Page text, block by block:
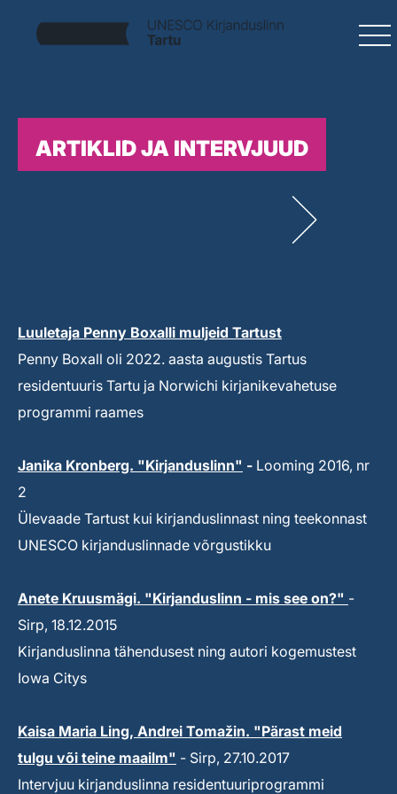
ARTIKLID JA INTERVJUUD
Luuletaja Penny Boxalli muljeid Tartust
Penny Boxall oli 2022. aasta augustis Tartus
residentuuris Tartu ja Norwichi kirjanikevahetuse
programmi raames
Janika Kronberg. "Kirjanduslinn" - Looming 2016, nr
2
Ülevaade Tartust kui kirjanduslinnast ning teekonnast
UNESCO kirjanduslinnade võrgustikku
Anete Kruusmägi. "Kirjanduslinn - mis see on?" -
Sirp, 18.12.2015
Kirjanduslinna tähendusest ning autori kogemustest
Iowa Citys
Kaisa Maria Ling, Andrei Tomažin. "Pärast meid
tulgu või teine maailm" - Sirp, 27.10.2017
Intervjuu kirjanduslinna residentuuriprogrammi